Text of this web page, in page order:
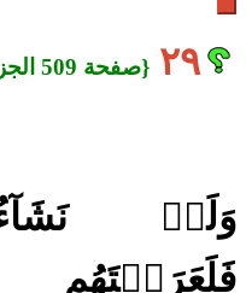
٢٩ {صفحة 509 الجزء 26}
وَلَوۡ